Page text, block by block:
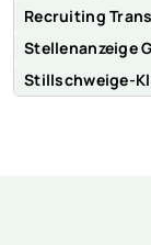
Recruiting
Stellenanzeige
Stillschweige-